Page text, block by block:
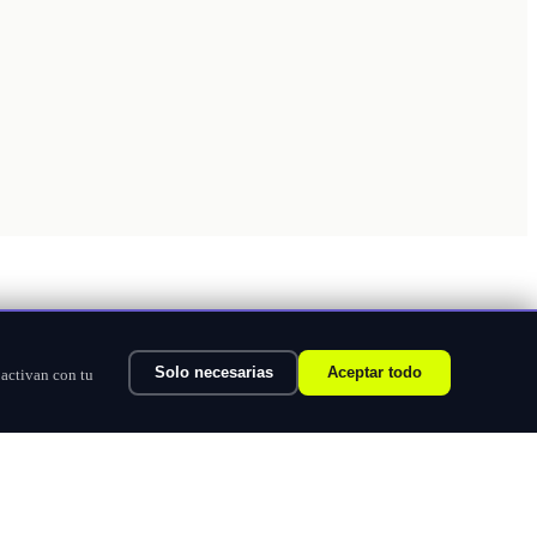
con tu Solo necesarias Aceptar todo